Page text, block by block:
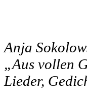
Anja
„Aus vollen
Lieder,